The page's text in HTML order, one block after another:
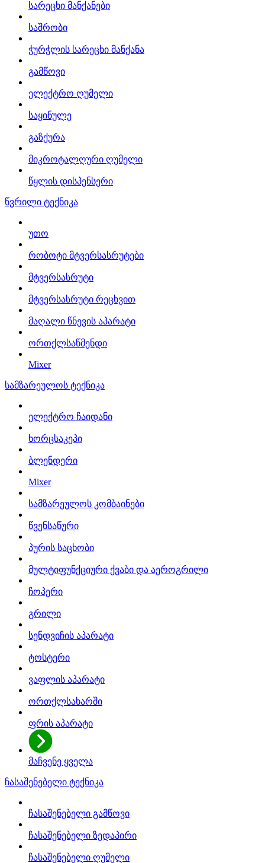
სარეცხი მანქანები
საშრობი
ჭურჭლის სარეცხი მანქანა
გამწოვი
ელექტრო ღუმელი
საყინულე
გაზქურა
მიკროტალღური ღუმელი
წყლის დისპენსერი
წვრილი ტექნიკა
უთო
რობოტი მტვერსასრუტები
მტვერსასრუტი
მტვერსასრუტი რეცხვით
მაღალი წნევის აპარატი
ორთქლსაწმენდი
Mixer
სამზარეულოს ტექნიკა
ელექტრო ჩაიდანი
ხორცსაკეპი
ბლენდერი
Mixer
სამზარეულოს კომბაინები
წვენსაწური
პურის საცხობი
მულტიფუნქციური ქვაბი და აეროგრილი
ჩოპერი
გრილი
სენდვიჩის აპარატი
ტოსტერი
ვაფლის აპარატი
ორთქლსახარში
ფრის აპარატი
მაჩვენე ყველა
ჩასაშენებელი ტექნიკა
ჩასაშენებელი გამწოვი
ჩასაშენებელი ზედაპირი
ჩასაშენებელი ღუმელი